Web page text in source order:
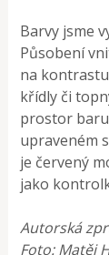
Barvy jsme
Působení
na
křídly či
prostor
upraveném
je červený
jako
Autorská
Foto: Matěj